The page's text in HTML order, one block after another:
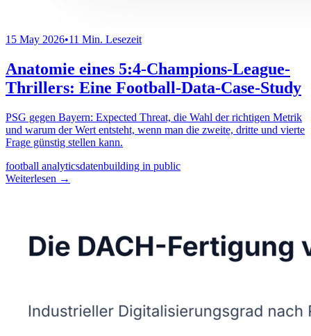
15 May 2026•11 Min. Lesezeit
Anatomie eines 5:4-Champions-League-
Thrillers: Eine Football-Data-Case-Study
PSG gegen Bayern: Expected Threat, die Wahl der richtigen Metrik
und warum der Wert entsteht, wenn man die zweite, dritte und vierte
Frage günstig stellen kann.
football analyticsdatenbuilding in public
Weiterlesen →